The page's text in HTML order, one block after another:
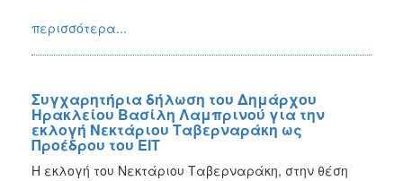
περισσότερα...
Συγχαρητήρια δήλωση του Δημάρχου
Ηρακλείου Βασίλη Λαμπρινού για την
εκλογή Νεκτάριου Ταβερναράκη ως
Προέδρου του ΕΙΤ
Η εκλογή του Νεκτάριου Ταβερναράκη, στην θέση